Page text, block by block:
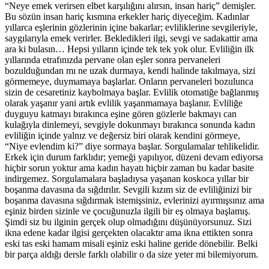
“Neye emek verirsen elbet karşılığını alırsın, insan hariç” demişler.
Bu sözün insan hariç kısmına erkekler hariç diyeceğim. Kadınlar
yıllarca eşlerinin gözlerinin içine bakarlar; evliliklerine sevgileriyle,
saygılarıyla emek verirler. Bekledikleri ilgi, sevgi ve sadakattir ama
ara ki bulasın… Hepsi yılların içinde tek tek yok olur. Evliliğin ilk
yıllarında etrafınızda pervane olan eşler sonra pervaneleri
bozulduğundan mı ne uzak durmaya, kendi halinde takılmaya, sizi
görmemeye, duymamaya başlarlar. Onların pervaneleri bozulunca
sizin de cesaretiniz kaybolmaya başlar. Evlilik otomatiğe bağlanmış
olarak yaşanır yani artık evlilik yaşanmamaya başlanır. Evliliğe
duyguyu katmayı bırakınca eşine gören gözlerle bakmayı can
kulağıyla dinlemeyi, sevgiyle dokunmayı bırakınca sonunda kadın
evliliğin içinde yalnız ve değersiz biri olarak kendini görmeye,
“Niye evlendim ki?” diye sormaya başlar. Sorgulamalar tehlikelidir.
Erkek için durum farklıdır; yemeği yapılıyor, düzeni devam ediyorsa
hiçbir sorun yoktur ama kadın hayatı hiçbir zaman bu kadar basite
indirgemez. Sorgulamalara başladıysa yaşanan koskoca yıllar bir
boşanma davasına da sığdırılır. Sevgili kızım siz de evliliğinizi bir
boşanma davasına sığdırmak istemişsiniz, evlerinizi ayırmışsınız ama
eşiniz birden sizinle ve çocuğunuzla ilgili bir eş olmaya başlamış.
Şimdi siz bu ilginin gerçek olup olmadığını düşünüyorsunuz. Sizi
ikna edene kadar ilgisi gerçekten olacaktır ama ikna ettikten sonra
eski tas eski hamam misali eşiniz eski haline geride dönebilir. Belki
bir parça aldığı dersle farklı olabilir o da size yeter mi bilemiyorum.